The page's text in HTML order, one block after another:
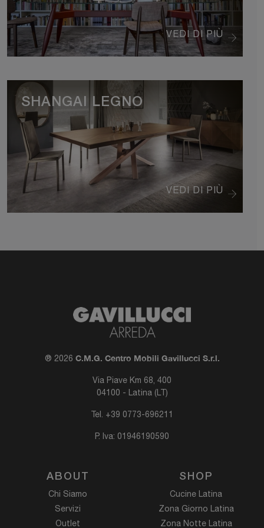
VEDI DI PIÙ
VEDI DI PIÙ
SHANGAI LEGNO
® 2026 C.M.G. Centro Mobili Gavillucci S.r.l.
Via Piave Km 68, 400
04100 - Latina (LT)
Tel. +39 0773-696211
P. Iva: 01946190590
ABOUT
Chi Siamo
Servizi
Outlet
SHOP
Cucine Latina
Zona Giorno Latina
Zona Notte Latina